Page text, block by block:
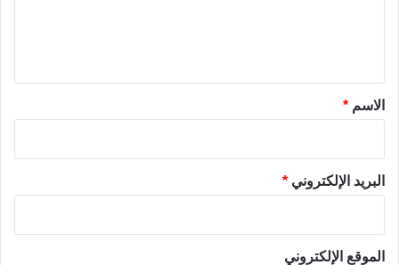
*الاسم *
البريد الإلكتروني *
الموقع الإلكتروني